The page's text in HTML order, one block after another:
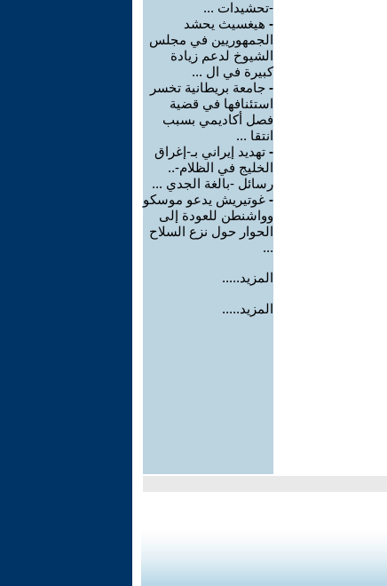
-تحشيدات ...
- هيغسيث يحشد
الجمهوريين في مجلس
الشيوخ لدعم زيادة
كبيرة في ال ...
- جامعة بريطانية تخسر
استئنافها في قضية
فصل أكاديمي بسبب
انتقا ...
- تهديد إيراني بـ-إغراق
الخليج في الظلام-..
رسائل -بالغة الجدي ...
- غوتيريش يدعو موسكو
وواشنطن للعودة إلى
الحوار حول نزع السلاح
...
المزيد.....
المزيد.....